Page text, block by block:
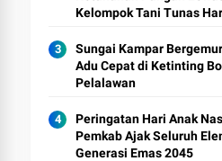
Kelompok Tani Tunas
Sungai Kampar
Adu Cepat di Ketinting
Pelalawan
Peringatan Hari Anak
Pemkab Ajak Seluruh
Generasi Emas 2045